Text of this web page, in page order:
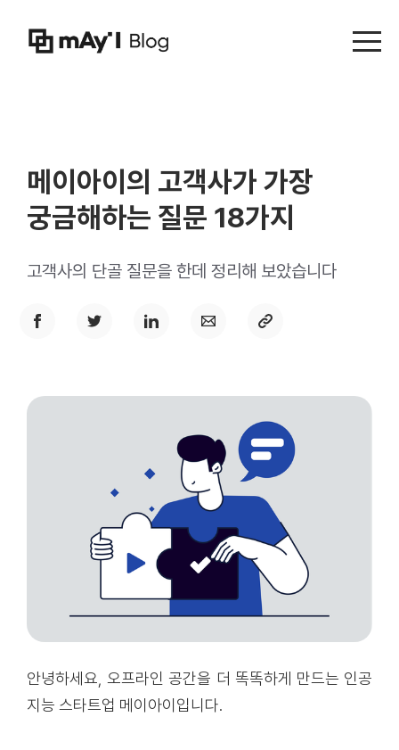
Menu
메이아이의 고객사가 가장
궁금해하는 질문 18가지
고객사의 단골 질문을 한데 정리해 보았습니다
안녕하세요, 오프라인 공간을 더 똑똑하게 만드는 인공
지능 스타트업 메이아이입니다.